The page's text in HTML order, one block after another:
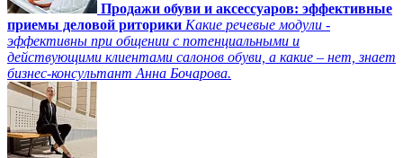
Продажи обуви и аксессуаров: эффективные
приемы деловой риторики Какие речевые модули -
эффективны при общении с потенциальными и
действующими клиентами салонов обуви, а какие – нет, знает
бизнес-консультант Анна Бочарова.